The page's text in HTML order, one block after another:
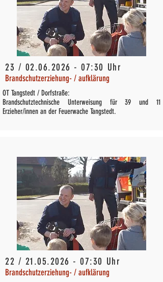
23 / 02.06.2026 - 07:30 Uhr
Brandschutzerziehung- / aufklärung
OT Tangstedt / Dorfstraße:
Brandschutztechnische Unterweisung für 39 und 11
Erzieher/innen an der Feuerwache Tangstedt.
22 / 21.05.2026 - 07:30 Uhr
Brandschutzerziehung- / aufklärung